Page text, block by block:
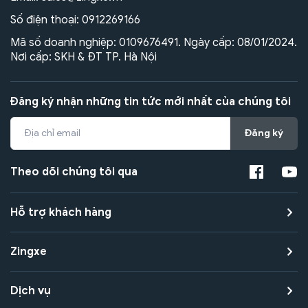
Số điện thoại: 0912269166
Mã số doanh nghiệp: 0109676491. Ngày cấp: 08/01/2024.
Nơi cấp: SKH & ĐT TP. Hà Nội
Đăng ký nhận những tin tức mới nhất của chúng tôi
Đăng ký
Theo dõi chúng tôi qua
Hỗ trợ khách hàng
Zingxe
Dịch vụ